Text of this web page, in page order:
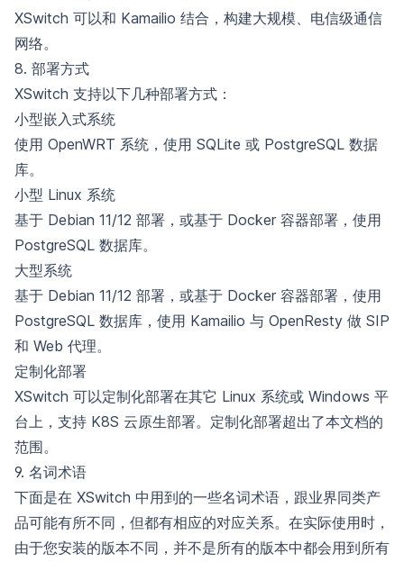
XSwitch 可以和 Kamailio 结合，构建大规模、电信级通信
网络。
8. 部署方式
XSwitch 支持以下几种部署方式：
小型嵌入式系统
使用 OpenWRT 系统，使用 SQLite 或 PostgreSQL 数据
库。
小型 Linux 系统
基于 Debian 11/12 部署，或基于 Docker 容器部署，使用
PostgreSQL 数据库。
大型系统
基于 Debian 11/12 部署，或基于 Docker 容器部署，使用
PostgreSQL 数据库，使用 Kamailio 与 OpenResty 做 SIP
和 Web 代理。
定制化部署
XSwitch 可以定制化部署在其它 Linux 系统或 Windows 平
台上，支持 K8S 云原生部署。定制化部署超出了本文档的
范围。
9. 名词术语
下面是在 XSwitch 中用到的一些名词术语，跟业界同类产
品可能有所不同，但都有相应的对应关系。在实际使用时，
由于您安装的版本不同，并不是所有的版本中都会用到所有